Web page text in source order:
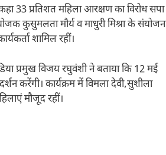
33 प्रतिशत महिला आरक्षण का विरोध सपा
कुसुमलता मौर्य व माधुरी मिश्रा के संयोजन
शामिल रहीं।
प्रमुख विजय रघुवंशी ने बताया कि 12 मई
करेंगी। कार्यक्रम में विमला देवी,सुशीला
मौजूद रहीं।